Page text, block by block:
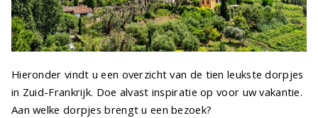
Hieronder vindt u een overzicht van de tien leukste dorpjes
in Zuid-Frankrijk. Doe alvast inspiratie op voor uw vakantie.
Aan welke dorpjes brengt u een bezoek?